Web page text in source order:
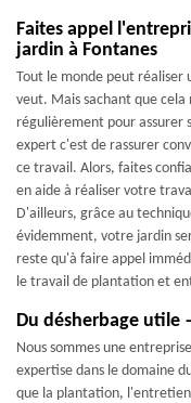
Faites appel
jardin à Fontanes
Tout le monde peut réaliser
veut. Mais sachant que
régulièrement pour assurer
expert c'est de rassurer
ce travail. Alors, faites
en aide à réaliser votre
D'ailleurs, grâce au
évidemment, votre jardin
reste qu'à faire appel
le travail de plantation et
Du désherbage utile
Nous sommes une
expertise dans le domaine
que la plantation,